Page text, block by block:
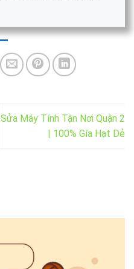
Sửa Máy Tính Tận Nơi Quận 2
| 100% Gía Hạt Dẻ